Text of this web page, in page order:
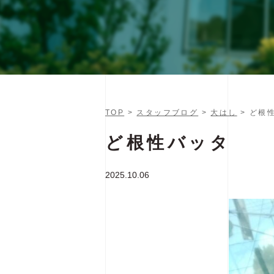
TOP > スタッフブログ > 大はし > ど根
ど根性バッタ
2025.10.06